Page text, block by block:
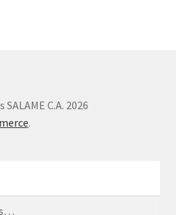
C.A. 2026
.